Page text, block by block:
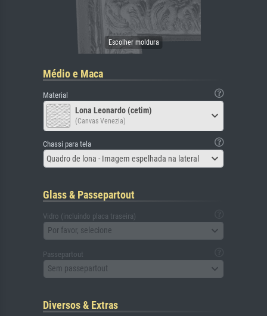
Médio e Maca
Material
Lona Leonardo (cetim)
(Canvas Venezia)
Chassi para tela
Quadro de lona - Imagem espelhada na lateral
Glass & Passepartout
Vidro (incluindo placa traseira)
Por favor, selecione
Passepartout
Sem passepartout
Diversos & Extras